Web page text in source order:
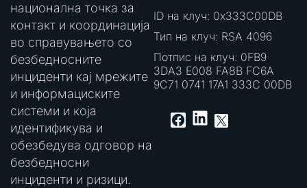
национална точка за
контакт и координација
во справувањето со
безбедносните
инциденти кај мрежите
и информациските
системи и која
идентификува и
обезбедува одговор на
безбедносни
инциденти и ризици.
ID на клуч: 0x333C00DB
Тип на клуч: RSA 4096
Потпис на клуч: 0FB9
3DA3 E008 FA8B FC6A
9C71 0741 17A1 333C 00DB
Facebook
LinkedIn
X